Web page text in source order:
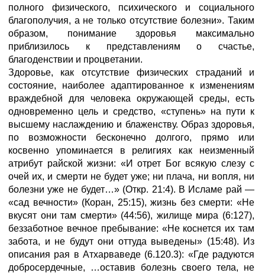
полного физического, психического и социального
благополучия, а не только отсутствие болезни». Таким
образом, понимание здоровья максимально
приблизилось к представлениям о счастье,
благоденствии и процветании.
Здоровье, как отсутствие физических страданий и
состояние, наиболее адаптированное к изменениям
враждебной для человека окружающей среды, есть
одновременно цель и средство, «ступень» на пути к
высшему наслаждению и блаженству. Образ здоровья,
по возможности бесконечно долгого, прямо или
косвенно упоминается в религиях как неизменный
атрибут райской жизни: «И отрет Бог всякую слезу с
очей их, и смерти не будет уже; ни плача, ни вопля, ни
болезни уже не будет…» (Откр. 21:4). В Исламе рай —
«сад вечности» (Коран, 25:15), жизнь без смерти: «Не
вкусят они там смерти» (44:56), жилище мира (6:127),
беззаботное вечное пребывание: «Не коснется их там
забота, и не будут они оттуда выведены» (15:48). Из
описания рая в Атхарваведе (6.120.3): «Где радуются
добросердечные, …оставив болезнь своего тела, не